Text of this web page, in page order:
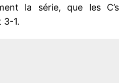
la série, que les C’s
3-1.